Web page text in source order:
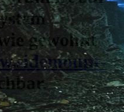
gewohnt